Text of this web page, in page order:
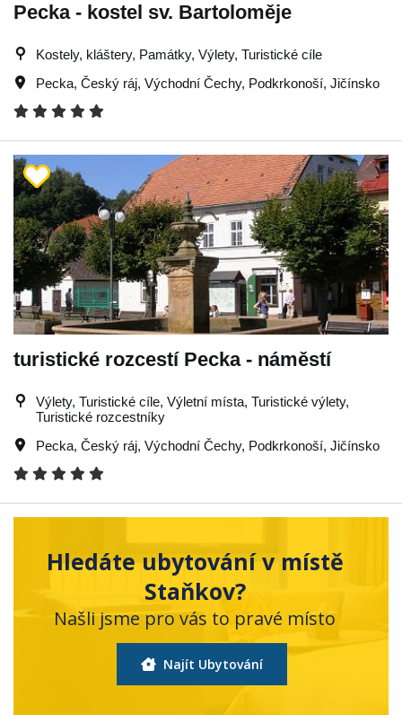
Pecka - kostel sv. Bartoloměje
Kostely, kláštery, Památky, Výlety, Turistické cíle
Pecka, Český ráj, Východní Čechy, Podkrkonoší, Jičínsko
turistické rozcestí Pecka - náměstí
Výlety, Turistické cíle, Výletní místa, Turistické výlety,
Turistické rozcestníky
Pecka, Český ráj, Východní Čechy, Podkrkonoší, Jičínsko
Hledáte ubytování v místě
Staňkov?
Našli jsme pro vás to pravé místo
Najít Ubytování